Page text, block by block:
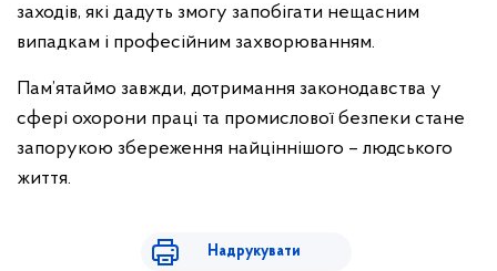
заходів, які дадуть змогу запобігати нещасним
випадкам і професійним захворюванням.
Пам’ятаймо завжди, дотримання законодавства у
сфері охорони праці та промислової безпеки стане
запорукою збереження найціннішого – людського
життя.
Надрукувати